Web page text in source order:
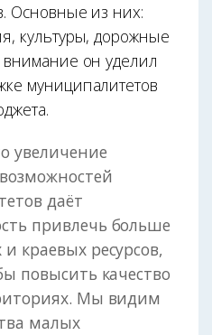
Основные из них:
культуры, дорожные
он уделил
муниципалитетов
увеличение
даёт
привлечь больше
краевых ресурсов,
повысить качество
Мы видим
малых